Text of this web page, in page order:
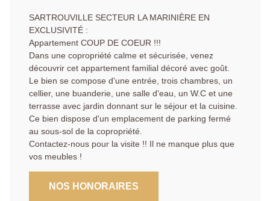
SARTROUVILLE SECTEUR LA MARINIÈRE EN
EXCLUSIVITÉ :
Appartement COUP DE COEUR !!!
Dans une copropriété calme et sécurisée, venez
découvrir cet appartement familial décoré avec goût.
Le bien se compose d'une entrée, trois chambres, un
cellier, une buanderie, une salle d'eau, un W.C et une
terrasse avec jardin donnant sur le séjour et la cuisine.
Ce bien dispose d'un emplacement de parking fermé
au sous-sol de la copropriété.
Contactez-nous pour la visite !! Il ne manque plus que
vos meubles !
NOS HONORAIRES